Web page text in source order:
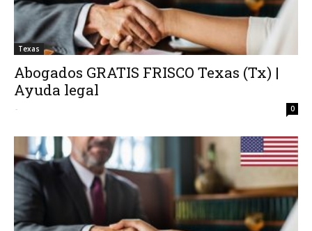
Texas
Abogados GRATIS FRISCO Texas (Tx) |
Ayuda legal
- 0